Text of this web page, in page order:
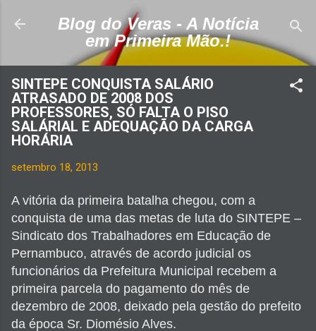
Pular para o conteúdo principal
Blog do Veras - A Notícia
em Primeira Mão.!
SINTEPE CONQUISTA SALÁRIO
ATRASADO DE 2008 DOS
PROFESSORES, SÓ FALTA O PISO
SALÁRIAL E ADEQUAÇÃO DA CARGA
HORÁRIA
setembro 18, 2013
A vitória da primeira batalha chegou, com a
conquista de uma das metas de luta do SINTEPE –
Sindicato dos Trabalhadores em Educação de
Pernambuco, através de acordo judicial os
funcionários da Prefeitura Municipal recebem a
primeira parcela do pagamento do mês de
dezembro de 2008, deixado pela gestão do prefeito
da época Sr. Diomésio Alves.